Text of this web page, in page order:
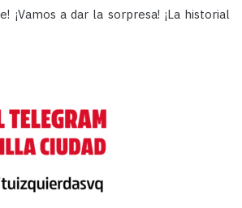
¡Vamos a dar la sorpresa! ¡La historial